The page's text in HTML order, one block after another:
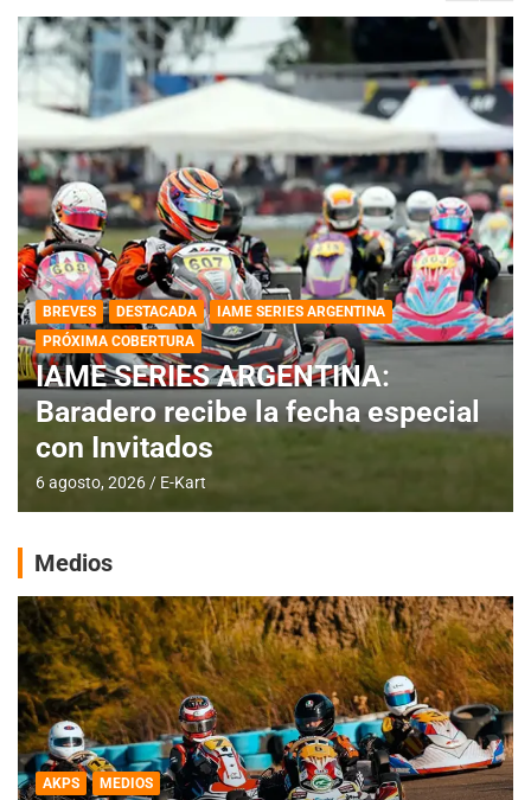
BREVES DESTACADA
IAME SERIES ARGENTINA
PRÓXIMA COBERTURA
IAME SERIES ARGENTINA:
Baradero recibe la fecha especial
con Invitados
6 agosto, 2026 E-Kart
Medios
AKPS MEDIOS